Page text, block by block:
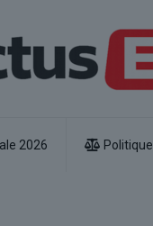
2026 Politique